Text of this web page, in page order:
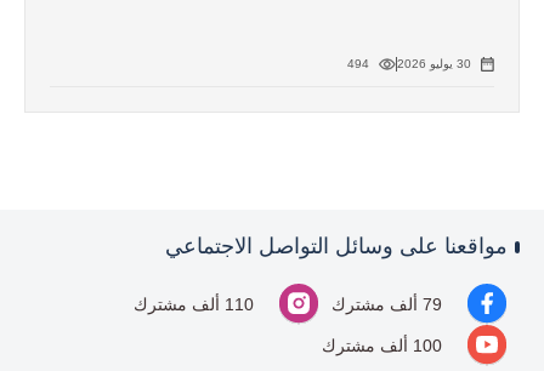
30 يوليو 2026 494
مواقعنا على وسائل التواصل الاجتماعي
79 ألف مشترك 110 ألف مشترك
100 ألف مشترك